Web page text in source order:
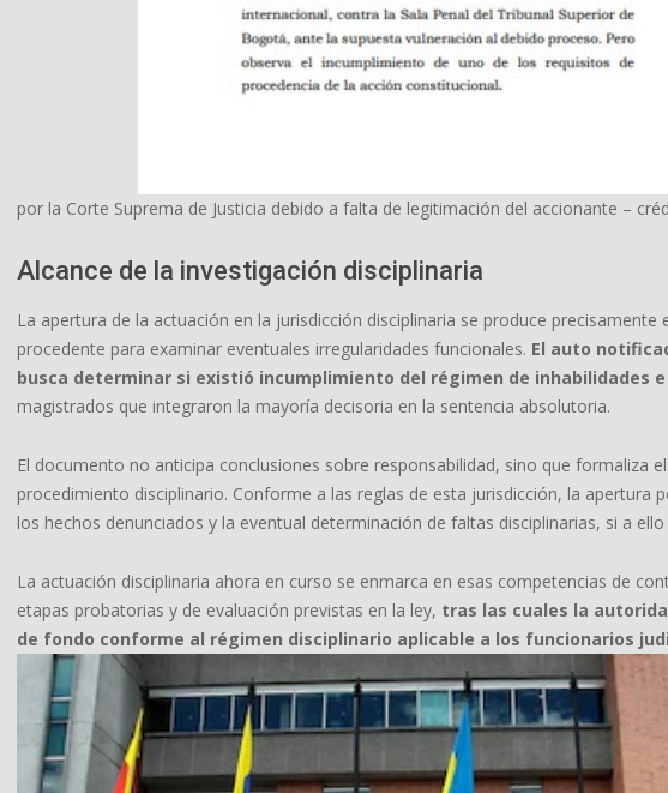
por la Corte Suprema de Justicia debido a falta de legitimación del accionante –
Alcance de la investigación disciplinaria
La apertura de la actuación en la jurisdicción disciplinaria se produce
procedente para examinar eventuales irregularidades funcionales. El auto
busca determinar si existió incumplimiento del régimen de inhabilidades
magistrados que integraron la mayoría decisoria en la sentencia absolutoria.
El documento no anticipa conclusiones sobre responsabilidad, sino que formaliza
procedimiento disciplinario. Conforme a las reglas de esta jurisdicción, la apertura
los hechos denunciados y la eventual determinación de faltas disciplinarias, si a ello
La actuación disciplinaria ahora en curso se enmarca en esas competencias de
etapas probatorias y de evaluación previstas en la ley, tras las cuales la
de fondo conforme al régimen disciplinario aplicable a los funcionarios